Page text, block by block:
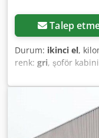
Talep
Durum: ikinci el,
renk: gri, şoför
, Vehicle
support Body:
roll-off frame (year
INFORMATION
prior sale and